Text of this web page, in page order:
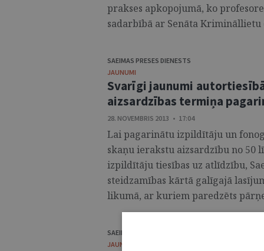
prakses apkopojumā, ko
sadarbībā ar Senāta
SAEIMAS PRESES DIENESTS
JAUNUMI
Svarīgi jaunumi
aizsardzības termiņa
28. NOVEMBRIS 2013 • 17:04
Lai pagarinātu izpildītāju un
skaņu ierakstu aizsardzību no 50
izpildītāju tiesības uz atlīdzību,
steidzamības kārtā galīgajā
likumā, ar kuriem paredzēts
SAEIMAS PRESES DIENESTS
JAUNUMI